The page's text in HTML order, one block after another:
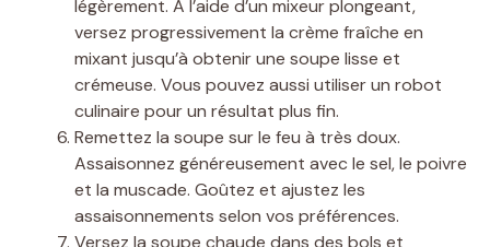
légèrement. À l’aide d’un mixeur plongeant,
versez progressivement la crème fraîche en
mixant jusqu’à obtenir une soupe lisse et
crémeuse. Vous pouvez aussi utiliser un robot
culinaire pour un résultat plus fin.
Remettez la soupe sur le feu à très doux.
Assaisonnez généreusement avec le sel, le poivre
et la muscade. Goûtez et ajustez les
assaisonnements selon vos préférences.
Versez la soupe chaude dans des bols et